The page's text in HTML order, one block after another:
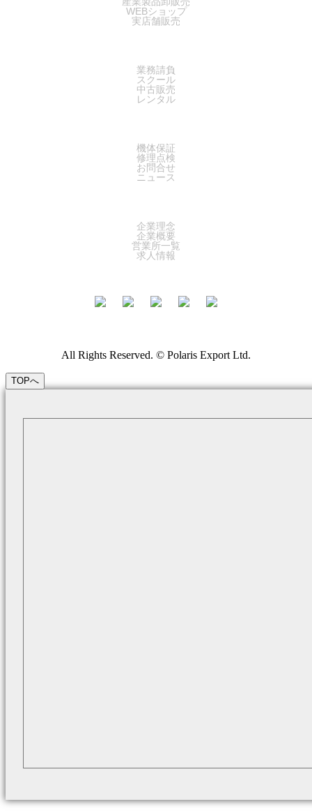
WEBショップ
実店舗販売
業務請負
スクール
中古販売
レンタル
機体保証
修理点検
お問合せ
ニュース
企業理念
企業概要
営業所一覧
求人情報
All Rights Reserved. © Polaris Export Ltd.
TOPへ